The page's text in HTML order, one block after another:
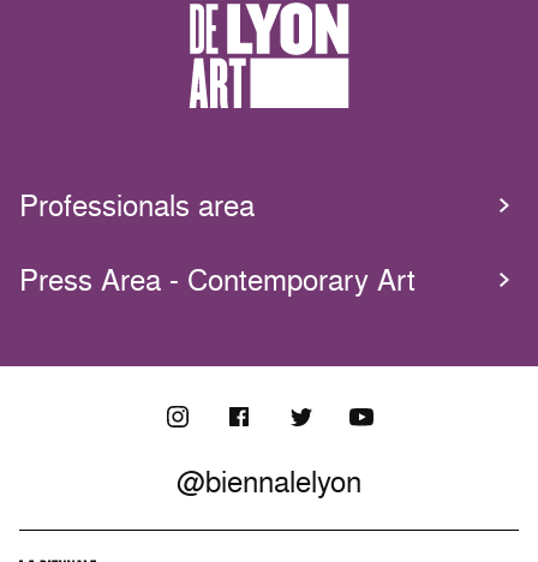
Professionals area
Press Area - Contemporary Art
@biennalelyon